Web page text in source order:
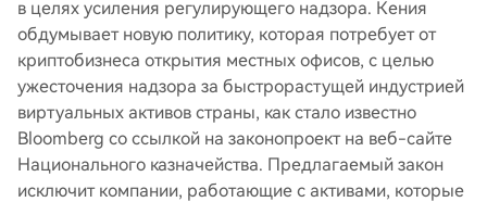
в целях усиления регулирующего надзора. Кения
обдумывает новую политику, которая потребует от
криптобизнеса открытия местных офисов, с целью
ужесточения надзора за быстрорастущей индустрией
виртуальных активов страны, как стало известно
Bloomberg со ссылкой на законопроект на веб-сайте
Национального казначейства. Предлагаемый закон
исключит компании, работающие с активами, которые